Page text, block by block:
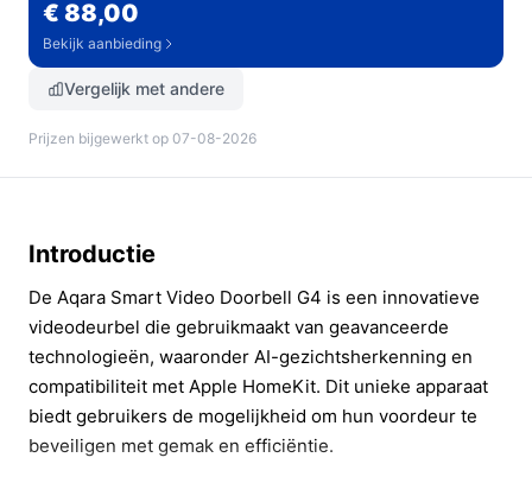
€ 88,00
Bekijk aanbieding
Vergelijk met andere
Prijzen bijgewerkt op 07-08-2026
Introductie
De Aqara Smart Video Doorbell G4 is een innovatieve
videodeurbel die gebruikmaakt van geavanceerde
technologieën, waaronder AI-gezichtsherkenning en
compatibiliteit met Apple HomeKit. Dit unieke apparaat
biedt gebruikers de mogelijkheid om hun voordeur te
beveiligen met gemak en efficiëntie.